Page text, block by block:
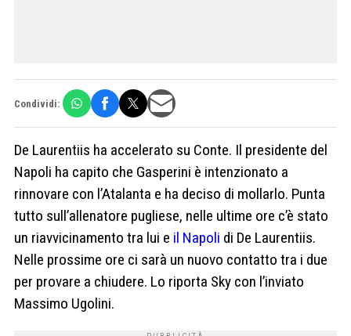
Condividi:
De Laurentiis ha accelerato su Conte. Il presidente del
Napoli ha capito che Gasperini è intenzionato a
rinnovare con l’Atalanta e ha deciso di mollarlo. Punta
tutto sull’allenatore pugliese, nelle ultime ore c’è stato
un riavvicinamento tra lui e il Napoli di De Laurentiis.
Nelle prossime ore ci sarà un nuovo contatto tra i due
per provare a chiudere. Lo riporta Sky con l’inviato
Massimo Ugolini.